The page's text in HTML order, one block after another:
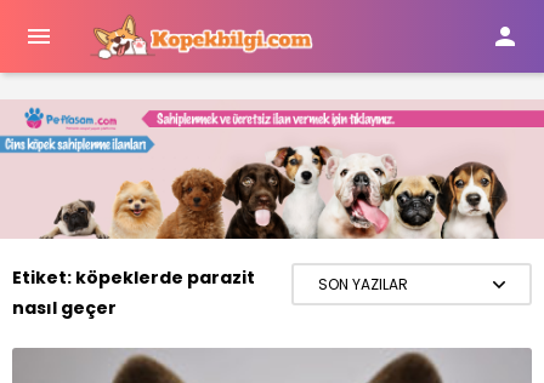
 
Etiket: köpeklerde parazit
nasıl geçer